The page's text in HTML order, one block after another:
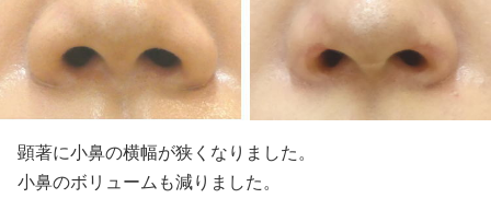
顕著に小鼻の横幅が狭くなりました。
小鼻のボリュームも減りました。